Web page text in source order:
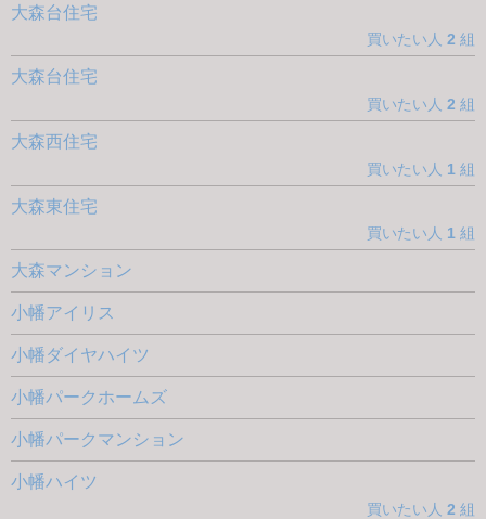
大森台住宅
買いたい人 2 組
大森台住宅
買いたい人 2 組
大森西住宅
買いたい人 1 組
大森東住宅
買いたい人 1 組
大森マンション
小幡アイリス
小幡ダイヤハイツ
小幡パークホームズ
小幡パークマンション
小幡ハイツ
買いたい人 2 組